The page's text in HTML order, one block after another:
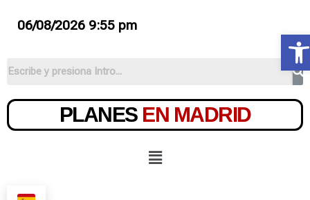
06/08/2026 9:55 pm
PLANES EN MADRID